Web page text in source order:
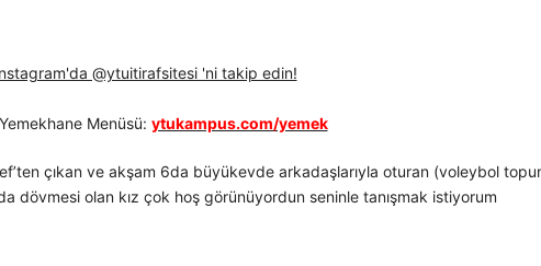
@ytuitirafsitesi 'ni takip edin!
Menüsü: ytukampus.com/yemek
çıkan ve akşam 6da büyükevde arkadaşlarıyla oturan (voleybol
dövmesi olan kız çok hoş görünüyordun seninle tanışmak istiyorum